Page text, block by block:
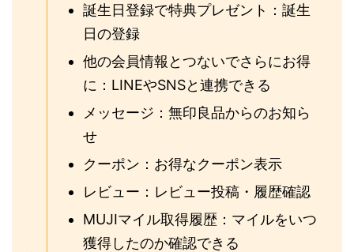
誕生日登録で特典プレゼント：誕生
日の登録
他の会員情報とつないでさらにお得
に：LINEやSNSと連携できる
メッセージ：無印良品からのお知ら
せ
クーポン：お得なクーポン表示
レビュー：レビュー投稿・履歴確認
MUJIマイル取得履歴：マイルをいつ
獲得したのか確認できる